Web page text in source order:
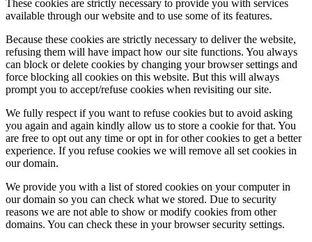
These cookies are strictly necessary to provide you with services
available through our website and to use some of its features.
Because these cookies are strictly necessary to deliver the website,
refusing them will have impact how our site functions. You always
can block or delete cookies by changing your browser settings and
force blocking all cookies on this website. But this will always
prompt you to accept/refuse cookies when revisiting our site.
We fully respect if you want to refuse cookies but to avoid asking
you again and again kindly allow us to store a cookie for that. You
are free to opt out any time or opt in for other cookies to get a better
experience. If you refuse cookies we will remove all set cookies in
our domain.
We provide you with a list of stored cookies on your computer in
our domain so you can check what we stored. Due to security
reasons we are not able to show or modify cookies from other
domains. You can check these in your browser security settings.